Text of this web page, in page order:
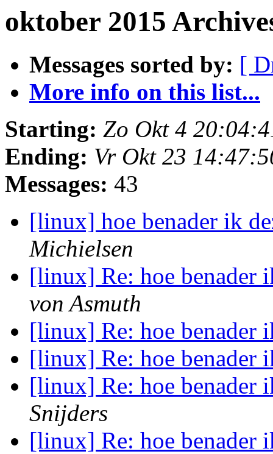
oktober 2015
Messages sorted by: [
More info on this list...
Starting: Zo Okt 4
Ending: Vr Okt 23
Messages: 43
[linux] hoe benader ik
Michielsen
[linux] Re: hoe benader
von Asmuth
[linux] Re: hoe benader
[linux] Re: hoe benader
[linux] Re: hoe benader
Snijders
[linux] Re: hoe benader